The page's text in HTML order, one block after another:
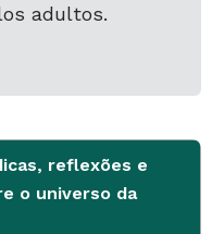
adultos.
reflexões e
o universo da